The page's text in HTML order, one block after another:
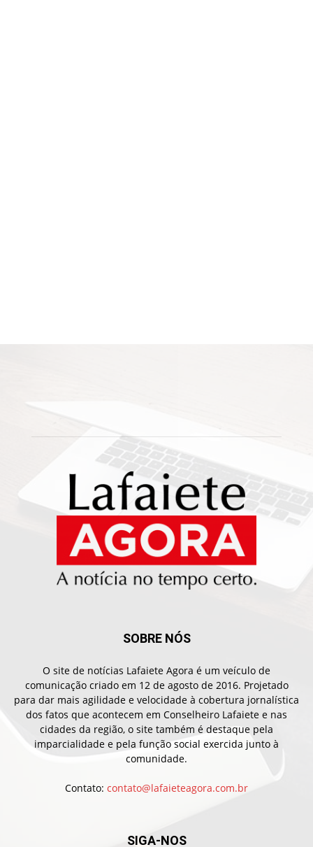
SOBRE NÓS
O site de notícias Lafaiete Agora é um veículo de
comunicação criado em 12 de agosto de 2016. Projetado
para dar mais agilidade e velocidade à cobertura jornalística
dos fatos que acontecem em Conselheiro Lafaiete e nas
cidades da região, o site também é destaque pela
imparcialidade e pela função social exercida junto à
comunidade.
Contato: contato@lafaieteagora.com.br
SIGA-NOS